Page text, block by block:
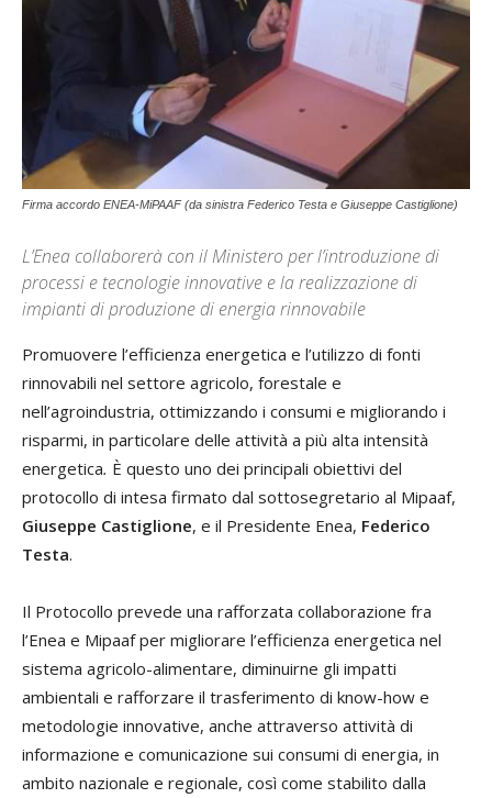
Firma accordo ENEA-MiPAAF (da sinistra Federico Testa e Giuseppe Castiglione)
L’Enea collaborerà con il Ministero per l’introduzione di
processi e tecnologie innovative e la realizzazione di
impianti di produzione di energia rinnovabile
Promuovere l’efficienza energetica e l’utilizzo di fonti
rinnovabili nel settore agricolo, forestale e
nell’agroindustria, ottimizzando i consumi e migliorando i
risparmi, in particolare delle attività a più alta intensità
energetica. È questo uno dei principali obiettivi del
protocollo di intesa firmato dal sottosegretario al Mipaaf,
Giuseppe Castiglione, e il Presidente Enea, Federico
Testa.
Il Protocollo prevede una rafforzata collaborazione fra
l’Enea e Mipaaf per migliorare l’efficienza energetica nel
sistema agricolo-alimentare, diminuirne gli impatti
ambientali e rafforzare il trasferimento di know-how e
metodologie innovative, anche attraverso attività di
informazione e comunicazione sui consumi di energia, in
ambito nazionale e regionale, così come stabilito dalla